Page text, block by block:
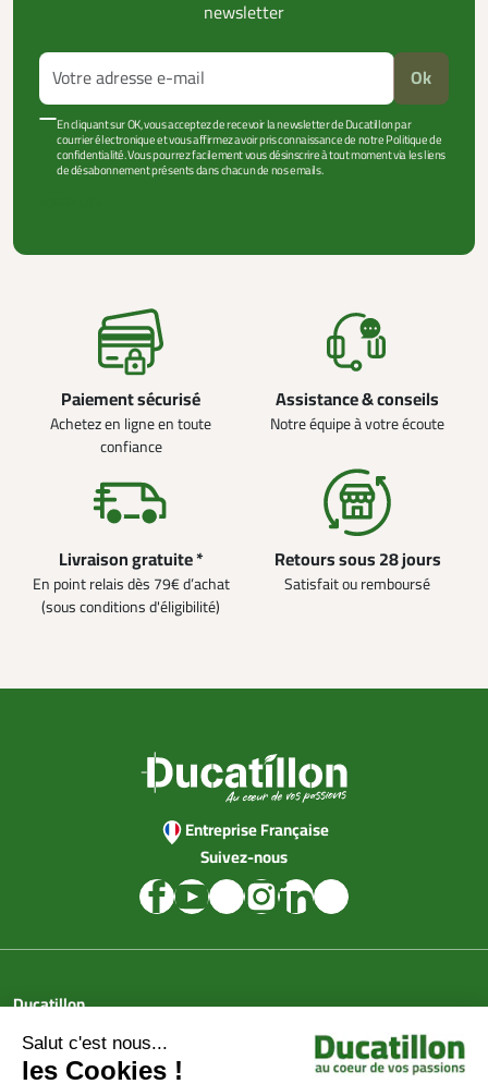
newsletter
Ok
En cliquant sur OK, vous acceptez de recevoir la newsletter de Ducatillon par
courrier électronique et vous affirmez avoir pris connaissance de notre Politique de
confidentialité. Vous pourrez facilement vous désinscrire à tout moment via les liens
de désabonnement présents dans chacun de nos emails.
Paiement sécurisé
Achetez en ligne en toute
confiance
Assistance & conseils
Notre équipe à votre écoute
Livraison gratuite *
En point relais dès 79€ d’achat
(sous conditions d'éligibilité)
Retours sous 28 jours
Satisfait ou remboursé
Entreprise Française
Suivez-nous
Ducatillon
Achat en ligne